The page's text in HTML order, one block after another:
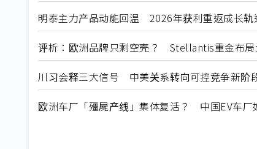
明泰主力产品动能回温 2026年获利重返成长轨
评析：欧洲品牌只剩空壳？ Stellantis重金布局
川习会释三大信号 中美关系转向可控竞争新阶
欧洲车厂「殭屍产线」集体复活？ 中国EV车厂